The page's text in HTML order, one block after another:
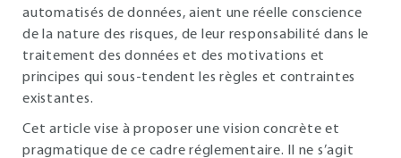
automatisés de données, aient une réelle conscience
de la nature des risques, de leur responsabilité dans le
traitement des données et des motivations et
principes qui sous-tendent les règles et contraintes
existantes.
Cet article vise à proposer une vision concrète et
pragmatique de ce cadre réglementaire. Il ne s’agit